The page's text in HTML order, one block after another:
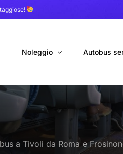
Noleggio
Autobus con conducente
Noleggio autobus Tour
Noleggio 9 Posti Online
Autobus
Navetta
Navetta
Autobus
a Tivoli da Roma e